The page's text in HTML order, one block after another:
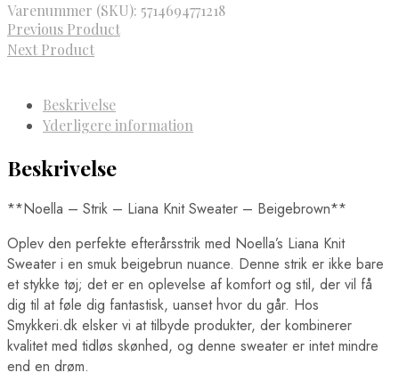
Varenummer (SKU): 5714694771218
Previous Product
Next Product
Beskrivelse
Yderligere information
Beskrivelse
**Noella – Strik – Liana Knit Sweater – Beigebrown**
Oplev den perfekte efterårsstrik med Noella’s Liana Knit
Sweater i en smuk beigebrun nuance. Denne strik er ikke bare
et stykke tøj; det er en oplevelse af komfort og stil, der vil få
dig til at føle dig fantastisk, uanset hvor du går. Hos
Smykkeri.dk elsker vi at tilbyde produkter, der kombinerer
kvalitet med tidløs skønhed, og denne sweater er intet mindre
end en drøm.